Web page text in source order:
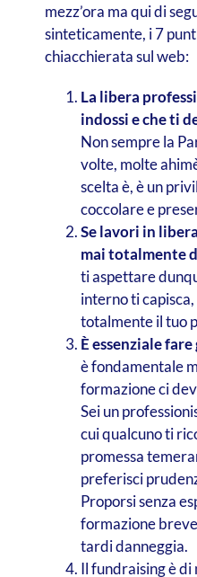
mezz’ora ma qui di
sinteticamente, i 7
chiacchierata sul web:
La libera
indossi e che ti
Non sempre la
volte, molte
scelta è, è un
coccolare e
Se lavori in
mai totalmente
ti aspettare
interno ti
totalmente il tuo
È essenziale
è fondamentale
formazione ci
Sei un
cui qualcuno ti
promessa
preferisci
Proporsi senza
formazione
tardi danneggia.
Il fundraising è di